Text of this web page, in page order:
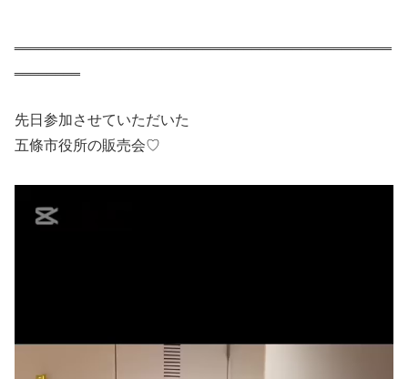
先日参加させていただいた
五條市役所の販売会♡